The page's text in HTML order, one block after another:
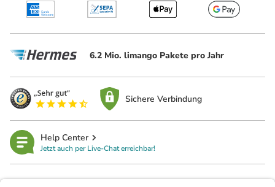
6.2 Mio. limango Pakete pro Jahr
Sichere Verbindung
Help Center
Jetzt auch per Live-Chat erreichbar!